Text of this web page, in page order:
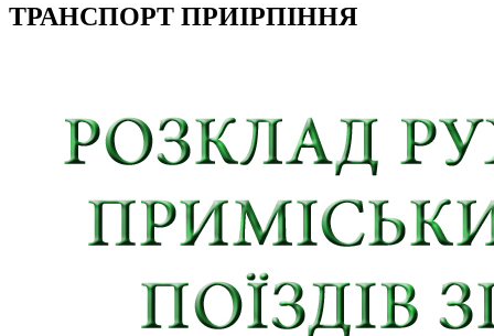
ТРАНСПОРТ ПРИІРПІННЯ